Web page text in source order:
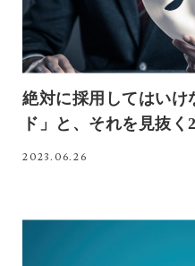
絶対に採用してはいけ
ド」と、それを見抜く
2023.06.26